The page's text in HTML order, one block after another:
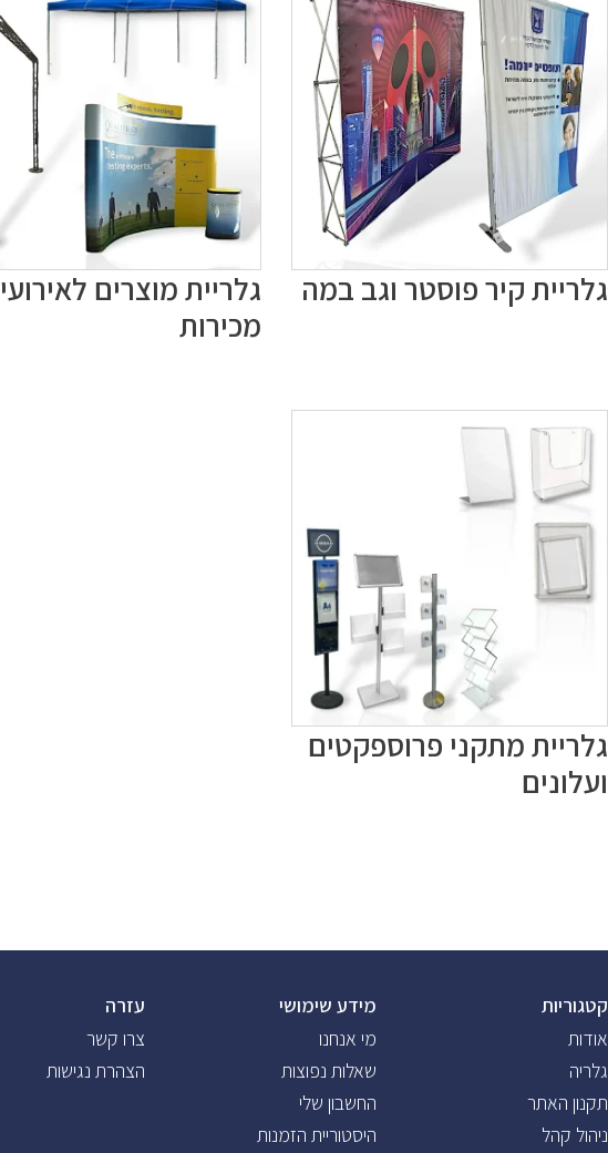
גלריית קיר פוסטר וגב במה
גלריית מוצרים לאירועי
מכירות
גלריית מתקני פרוספקטים
ועלונים
קטגוריות
אודות
גלריה
תקנון האתר
ניהול קהל
מידע שימושי
מי אנחנו
שאלות נפוצות
החשבון שלי
היסטוריית הזמנות
עזרה
צרו קשר
הצהרת נגישות